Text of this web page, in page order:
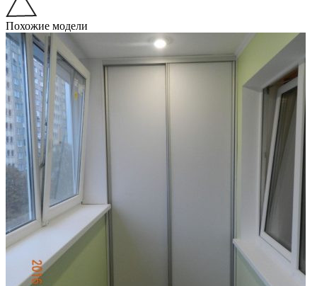
Похожие модели